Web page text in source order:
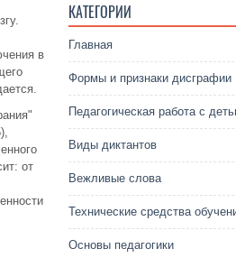
в
от
КАТЕГОРИИ
Главная
Формы и признаки дисграфии
Педагогическая работа с
Виды диктантов
Вежливые слова
Технические средства
Основы педагогики